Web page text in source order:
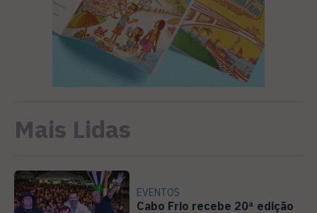
Mais Lidas
EVENTOS
Cabo Frio recebe 20ª edição